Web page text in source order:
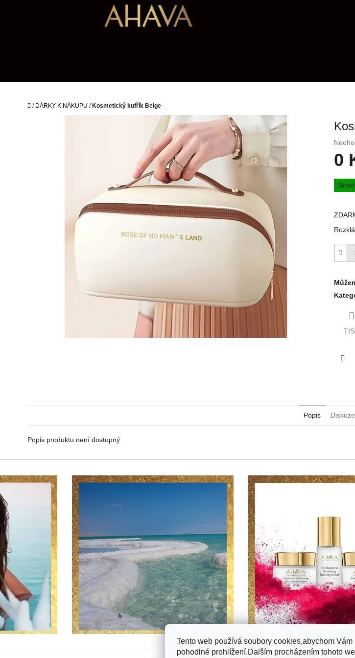
Tento web používá soubory cookies,abychom Vám
pohodlné prohlížení.Dalším procházením tohoto
Domů
/ DÁRKY K NÁKUPU / Kosmetický kufřík Beige
0,0
z
0
Měrná
cena:
Popis Diskuze
Popis produktu není dostupný